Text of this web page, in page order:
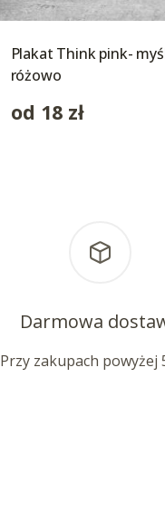
Plakat Think pink-
różowo
od 18 zł
Darmowa
Przy zakupach powyżej